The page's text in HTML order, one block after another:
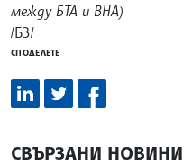
между БТА и ВНА)
/БЗ/
СПОДЕЛЕТЕ
СВЪРЗАНИ НОВИНИ